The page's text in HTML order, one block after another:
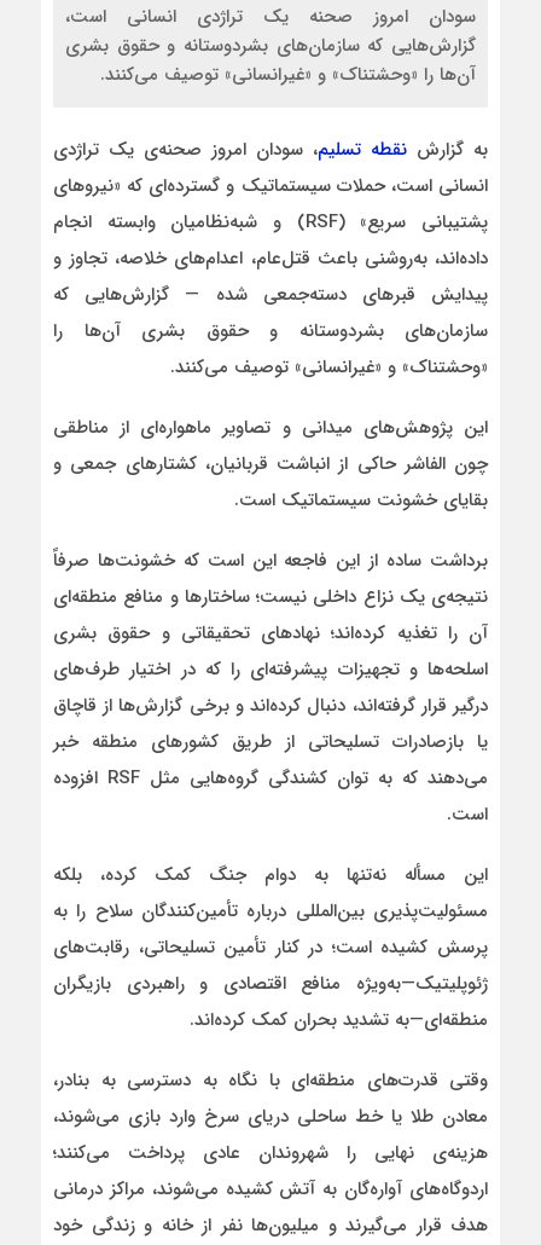
سودان امروز صحنه‌ یک تراژدی انسانی است،
گزارش‌هایی که سازمان‌های بشردوستانه و حقوق بشری
آن‌ها را «وحشتناک» و «غیرانسانی» توصیف می‌کنند.
به گزارش نقطه تسلیم، سودان امروز صحنه‌ی یک تراژدی
انسانی است، حملات سیستماتیک و گسترده‌ای که «نیروهای
پشتیبانی سریع» (RSF) و شبه‌نظامیان وابسته انجام
داده‌اند، به‌روشنی باعث قتل‌عام، اعدام‌های خلاصه، تجاوز و
پیدایش قبرهای دسته‌جمعی شده — گزارش‌هایی که
سازمان‌های بشردوستانه و حقوق بشری آن‌ها را
«وحشتناک» و «غیرانسانی» توصیف می‌کنند.
این پژوهش‌های میدانی و تصاویر ماهواره‌ای از مناطقی
چون الفاشر حاکی از انباشت قربانیان، کشتارهای جمعی و
بقایای خشونت سیستماتیک است.
برداشت ساده از این فاجعه این است که خشونت‌ها صرفاً
نتیجه‌ی یک نزاع داخلی نیست؛ ساختارها و منافع منطقه‌ای
آن را تغذیه کرده‌اند؛ نهادهای تحقیقاتی و حقوق بشری
اسلحه‌ها و تجهیزات پیشرفته‌ای را که در اختیار طرف‌های
درگیر قرار گرفته‌اند، دنبال کرده‌اند و برخی گزارش‌ها از قاچاق
یا بازصادرات تسلیحاتی از طریق کشورهای منطقه خبر
می‌دهند که به توان کشندگی گروه‌هایی مثل RSF افزوده
است.
این مسأله نه‌تنها به دوام جنگ کمک کرده، بلکه
مسئولیت‌پذیری بین‌المللی درباره تأمین‌کنندگان سلاح را به
پرسش کشیده است؛ در کنار تأمین تسلیحاتی، رقابت‌های
ژئوپلیتیک—به‌ویژه منافع اقتصادی و راهبردی بازیگران
منطقه‌ای—به تشدید بحران کمک کرده‌اند.
وقتی قدرت‌های منطقه‌ای با نگاه به دسترسی به بنادر،
معادن طلا یا خط ساحلی دریای سرخ وارد بازی می‌شوند،
هزینه‌ی نهایی را شهروندان عادی پرداخت می‌کنند؛
اردوگاه‌های آواره‌گان به آتش کشیده می‌شوند، مراکز درمانی
هدف قرار می‌گیرند و میلیون‌ها نفر از خانه و زندگی خود